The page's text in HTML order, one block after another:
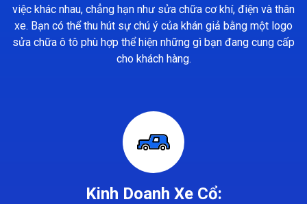
việc khác nhau, chẳng hạn như sửa chữa cơ khí, điện và thân
xe. Bạn có thể thu hút sự chú ý của khán giả bằng một logo
sửa chữa ô tô phù hợp thể hiện những gì bạn đang cung cấp
cho khách hàng.
Kinh Doanh Xe Cổ: